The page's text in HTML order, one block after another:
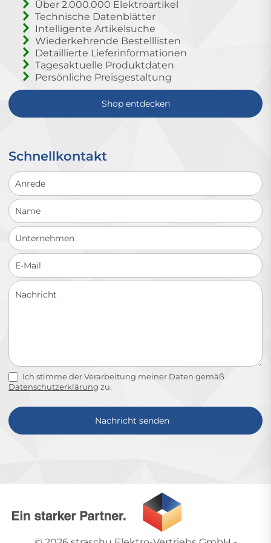
Über 2.000.000 Elektroartikel
Technische Datenblätter
Intelligente Artikelsuche
Wiederkehrende Bestelllisten
Detaillierte Lieferinformationen
Tagesaktuelle Produktdaten
Persönliche Preisgestaltung
Shop entdecken
Schnellkontakt
Schnellkontakt
Ich stimme der Verarbeitung meiner Daten gemäß
Datenschutzerklärung zu.
Nachricht senden